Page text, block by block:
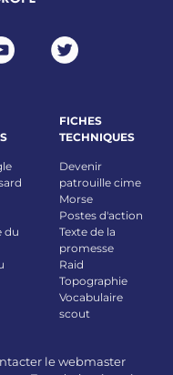
du
FICHES
TECHNIQUES
Devenir
patrouille cime
Morse
Postes d'action
Texte de la
promesse
Raid
Topographie
Vocabulaire
scout
le webmaster